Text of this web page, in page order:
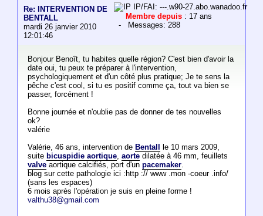
Re: INTERVENTION DE
BENTALL
mardi 26 janvier 2010
12:01:46
IP/FAI: ---.w90-27.abo.wanadoo.fr
Membre depuis : 17 ans
- Messages: 288
Bonjour Benoît, tu habites quelle région? C'est bien d'avoir la
date oui, tu peux te préparer à l'intervention,
psychologiquement et d'un côté plus pratique; Je te sens la
pêche c'est cool, si tu es positif comme ça, tout va bien se
passer, forcément !
Bonne journée et n'oublie pas de donner de tes nouvelles
ok?
valérie
Valérie, 46 ans, intervention de Bentall
le 10 mars 2009,
suite bicuspidie aortique, aortedilatée à 46 mm, feuillets
valveaortique calcifiés, port d'un pacemaker.
blog sur cette pathologie ici :http :// www .mon -coeur .info/
(sans les espaces)
6 mois après l'opération je suis en pleine forme !
valthu38@gmail.com